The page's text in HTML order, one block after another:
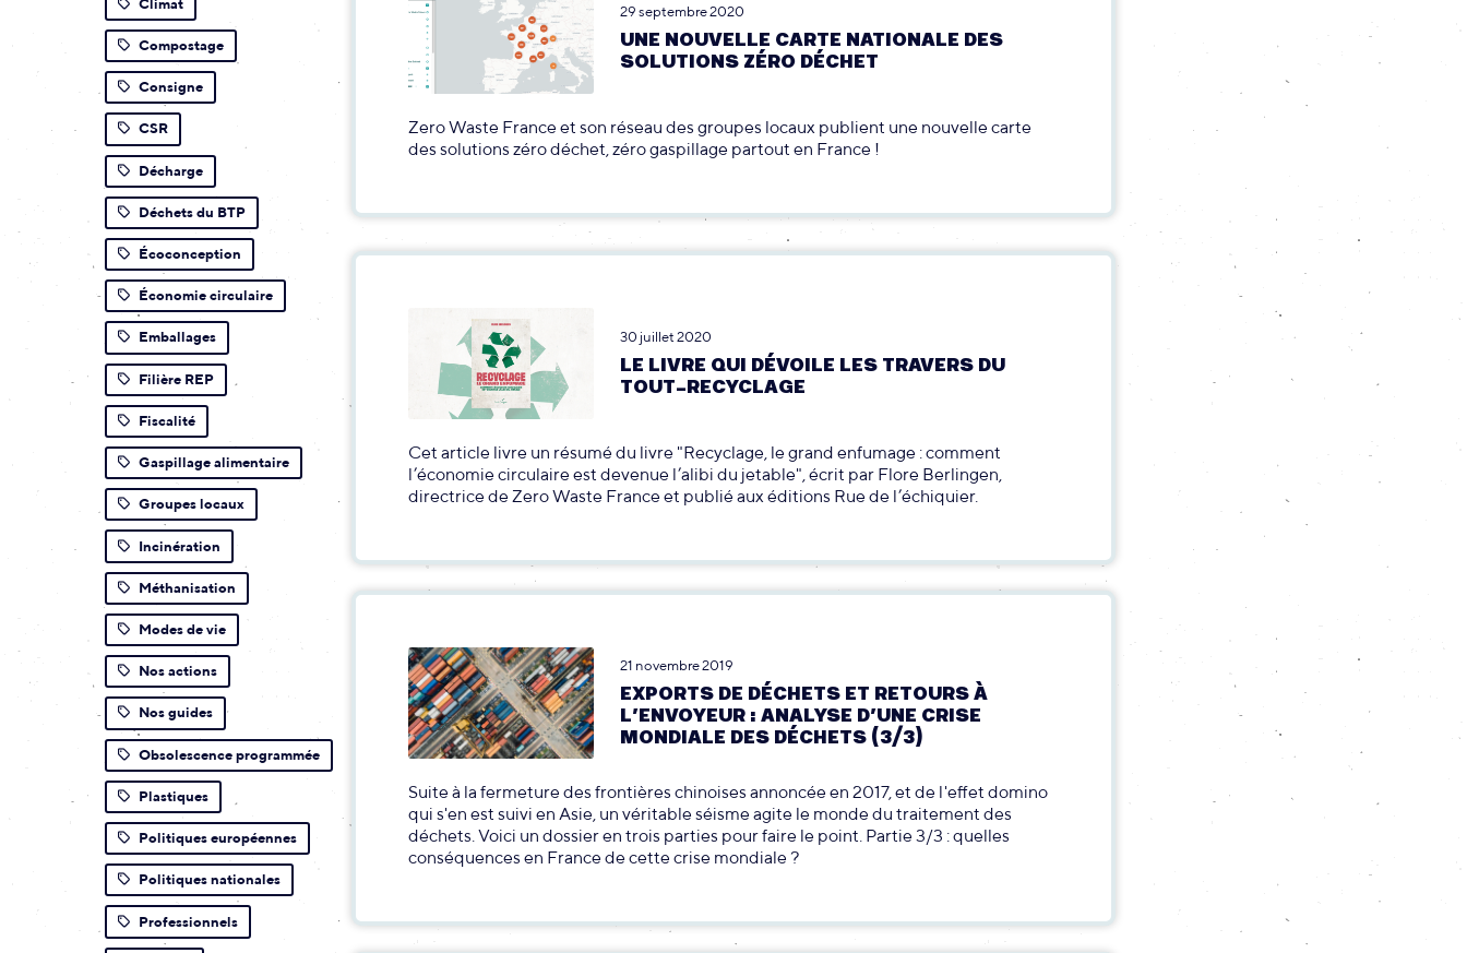
Climat
Compostage
Consigne
CSR
Décharge
Déchets du BTP
Écoconception
Économie circulaire
Emballages
Filière REP
Fiscalité
Gaspillage alimentaire
Groupes locaux
Incinération
Méthanisation
Modes de vie
Nos actions
Nos guides
Obsolescence programmée
Plastiques
Politiques européennes
Politiques nationales
Professionnels
29 septembre 2020
UNE NOUVELLE CARTE NATIONALE DES
SOLUTIONS ZÉRO DÉCHET
Zero Waste France et son réseau des groupes locaux publient une nouvelle carte
des solutions zéro déchet, zéro gaspillage partout en France !
30 juillet 2020
LE LIVRE QUI DÉVOILE LES TRAVERS DU
TOUT-RECYCLAGE
Cet article livre un résumé du livre "Recyclage, le grand enfumage : comment
l’économie circulaire est devenue l’alibi du jetable", écrit par Flore Berlingen,
directrice de Zero Waste France et publié aux éditions Rue de l’échiquier.
21 novembre 2019
EXPORTS DE DÉCHETS ET RETOURS À
L’ENVOYEUR : ANALYSE D’UNE CRISE
MONDIALE DES DÉCHETS (3/3)
Suite à la fermeture des frontières chinoises annoncée en 2017, et de l'effet domino
qui s'en est suivi en Asie, un véritable séisme agite le monde du traitement des
déchets. Voici un dossier en trois parties pour faire le point. Partie 3/3 : quelles
conséquences en France de cette crise mondiale ?